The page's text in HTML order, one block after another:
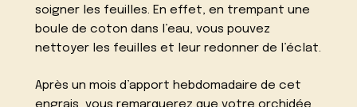
soigner les feuilles. En effet, en trempant une
boule de coton dans l’eau, vous pouvez
nettoyer les feuilles et leur redonner de l’éclat.
Après un mois d’apport hebdomadaire de cet